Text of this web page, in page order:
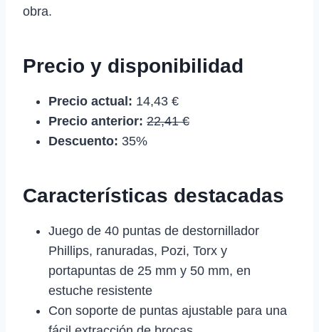
obra.
Precio y disponibilidad
Precio actual: 14,43 €
Precio anterior: 22,41 €
Descuento: 35%
Características destacadas
Juego de 40 puntas de destornillador
Phillips, ranuradas, Pozi, Torx y
portapuntas de 25 mm y 50 mm, en
estuche resistente
Con soporte de puntas ajustable para una